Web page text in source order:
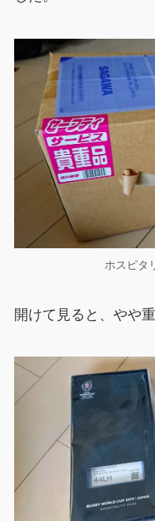
ホスピタ
開けて見ると、やや